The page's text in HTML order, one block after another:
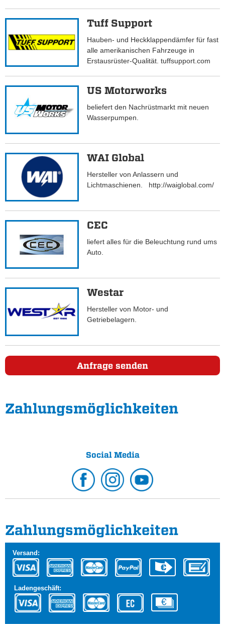
Tuff Support
Hauben- und Heckklappendämfer für fast
alle amerikanischen Fahrzeuge in
Erstausrüster-Qualität. tuffsupport.com
US Motorworks
beliefert den Nachrüstmarkt mit neuen
Wasserpumpen.
WAI Global
Hersteller von Anlassern und
Lichtmaschienen. http://waiglobal.com/
CEC
liefert alles für die Beleuchtung rund ums
Auto.
Westar
Hersteller von Motor- und
Getriebelagern.
Anfrage senden
Zahlungs­möglichkeiten
Social Media
Zahlungs­möglichkeiten
Versand:
Ladengeschäft: